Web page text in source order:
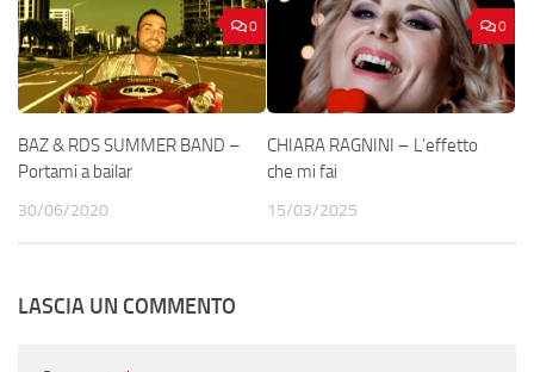
0
BAZ & RDS SUMMER BAND –
Portami a bailar
30/06/2020
0
CHIARA RAGNINI – L’effetto
che mi fai
15/03/2025
LASCIA UN COMMENTO